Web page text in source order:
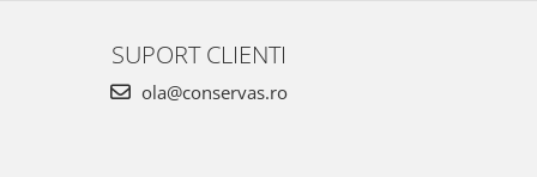
SUPORT CLIENTI
ola@conservas.ro